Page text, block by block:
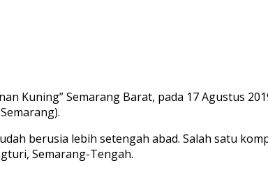
Kuning” Semarang Barat, pada 17 Agustus
berusia lebih setengah abad. Salah satu
Semarang-Tengah.